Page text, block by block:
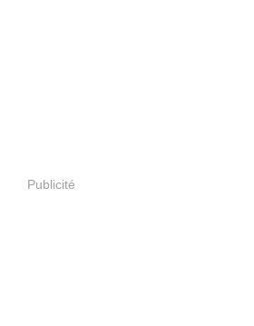
Publicité